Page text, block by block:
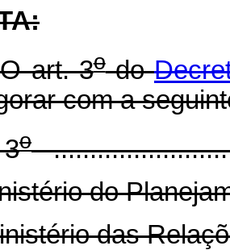
:
art. 3odo
com a
o
do
das